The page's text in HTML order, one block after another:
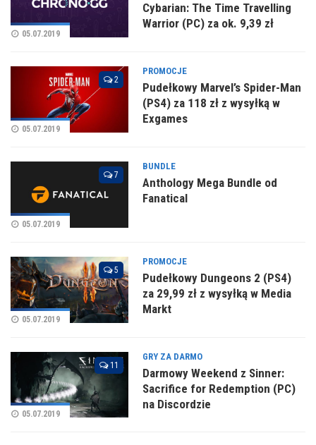
05.07.2019
Cybarian: The Time Travelling
Warrior (PC) za ok. 9,39 zł
2
05.07.2019
PROMOCJE
Pudełkowy Marvel’s Spider-Man
(PS4) za 118 zł z wysyłką w
Exgames
7
05.07.2019
BUNDLE
Anthology Mega Bundle od
Fanatical
5
05.07.2019
PROMOCJE
Pudełkowy Dungeons 2 (PS4)
za 29,99 zł z wysyłką w Media
Markt
11
05.07.2019
GRY ZA DARMO
Darmowy Weekend z Sinner:
Sacrifice for Redemption (PC)
na Discordzie